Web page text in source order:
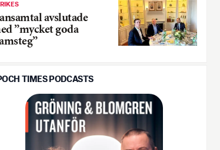
avslutade
”mycket goda
TIMES PODCASTS